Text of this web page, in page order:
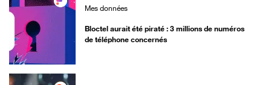
Mes données
Bloctel aurait été piraté : 3 millions de numéros
de téléphone concernés